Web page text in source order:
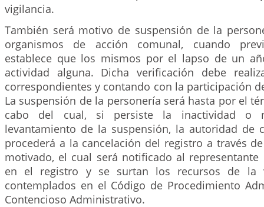
vigilancia.
También será motivo de suspensión de la
organismos de acción comunal, cuando
establece que los mismos por el lapso de un
actividad alguna. Dicha verificación debe
correspondientes y contando con la participación
La suspensión de la personería será hasta por el
cabo del cual, si persiste la inactividad o
levantamiento de la suspensión, la autoridad de
procederá a la cancelación del registro a través
motivado, el cual será notificado al representante
en el registro y se surtan los recursos de la
contemplados en el Código de Procedimiento
Contencioso Administrativo.